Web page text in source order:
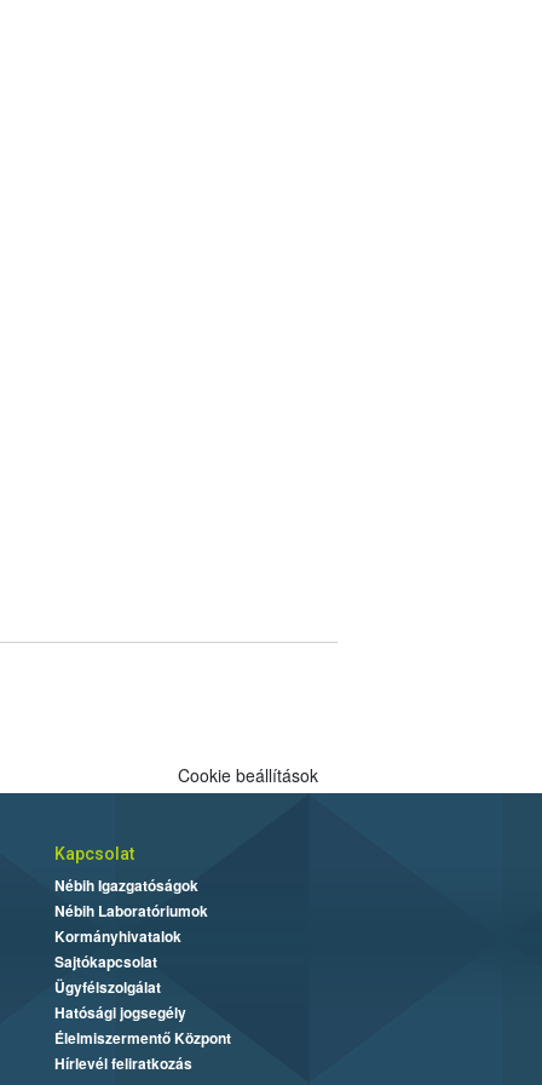
Cookie beállítások
Kapcsolat
Nébih Igazgatóságok
Nébih Laboratóriumok
Kormányhivatalok
Sajtókapcsolat
Ügyfélszolgálat
Hatósági jogsegély
Élelmiszermentő Központ
Hírlevél feliratkozás